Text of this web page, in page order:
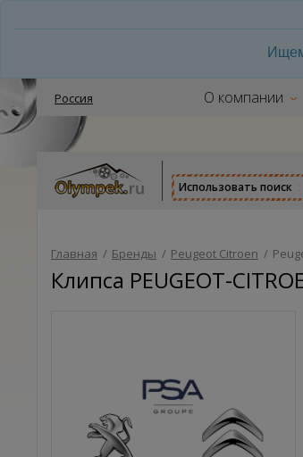
Россия О компании
Использовать поиск
Главная / Бренды / Peugeot Citroen /
Клипса PEUGEOT-